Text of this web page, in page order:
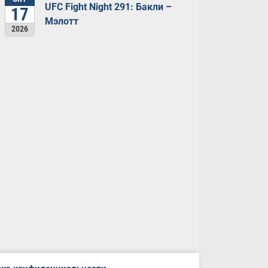
17
2026
UFC Fight Night 291: Бакли –
Мэлотт